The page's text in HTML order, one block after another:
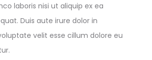
laboris nisi ut aliquip ex ea
Duis aute irure dolor in
velit esse cillum dolore eu